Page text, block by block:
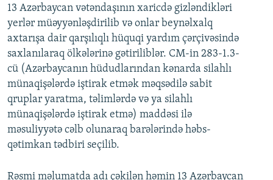
13 Azərbaycan vətəndaşının xaricdə gizləndikləri
yerlər müəyyənləşdirilib və onlar beynəlxalq
axtarışa dair qarşılıqlı hüquqi yardım çərçivəsində
saxlanılaraq ölkələrinə gətiriliblər. CM-in 283-1.3-
cü (Azərbaycanın hüdudlarından kənarda silahlı
münaqişələrdə iştirak etmək məqsədilə sabit
qruplar yaratma, təlimlərdə və ya silahlı
münaqişələrdə iştirak etmə) maddəsi ilə
məsuliyyətə cəlb olunaraq barələrində həbs-
qətimkan tədbiri seçilib.
Rəsmi məlumatda adı çəkilən həmin 13 Azərbaycan